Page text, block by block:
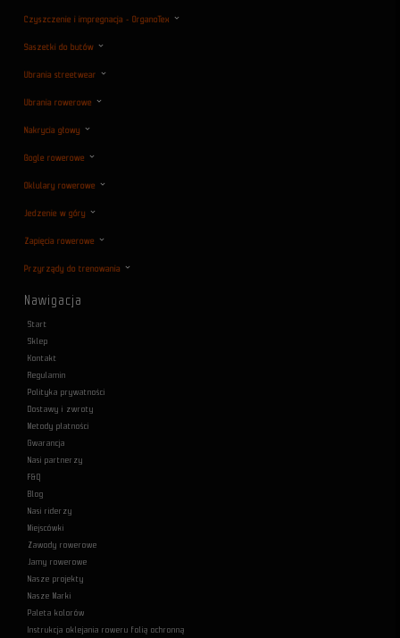
Czyszczenie i impregnacja - OrganoTex
Saszetki do butów
Ubrania streetwear
Ubrania rowerowe
Nakrycia głowy
Gogle rowerowe
Oklulary rowerowe
Jedzenie w góry
Zapięcia rowerowe
Przyrządy do trenowania
Nawigacja
Start
Sklep
Kontakt
Regulamin
Polityka prywatności
Dostawy i zwroty
Metody płatności
Gwarancja
Nasi partnerzy
F&Q
Blog
Nasi riderzy
Miejscówki
Zawody rowerowe
Jamy rowerowe
Nasze projekty
Nasze Marki
Paleta kolorów
Instrukcja oklejania roweru folią ochronną